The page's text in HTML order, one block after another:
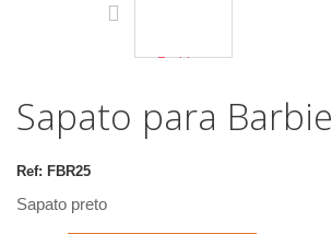
Sapato para Barbie
Ref: FBR25
Sapato preto